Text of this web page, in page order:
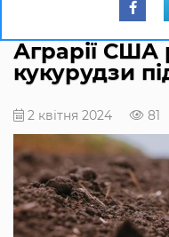
Аграрії США
кукурудзи
2 квітня 2024 81